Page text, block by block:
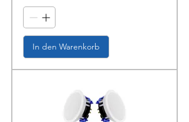
In den Warenkorb